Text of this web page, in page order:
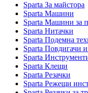
Sparta За майстора
Sparta Машини
Sparta Машини за
Sparta Нитачки
Sparta Подемна
Sparta Повдигачи
Sparta
Sparta Клещи
Sparta Резачки
Sparta Режещи